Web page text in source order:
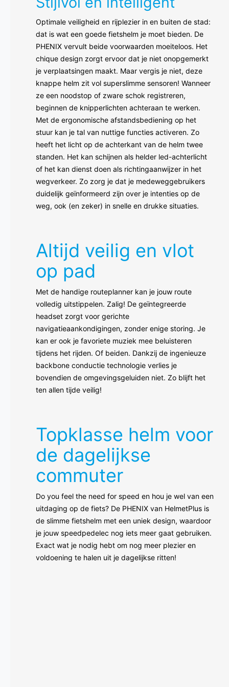
Optimale veiligheid en rijplezier in en buiten de stad:
dat is wat een goede fietshelm je moet bieden. De
PHENIX vervult beide voorwaarden moeiteloos. Het
chique design zorgt ervoor dat je niet onopgemerkt
je verplaatsingen maakt. Maar vergis je niet, deze
knappe helm zit vol superslimme sensoren! Wanneer
ze een noodstop of zware schok registreren,
beginnen de knipperlichten achteraan te werken.
Met de ergonomische afstandsbediening op het
stuur kan je tal van nuttige functies activeren. Zo
heeft het licht op de achterkant van de helm twee
standen. Het kan schijnen als helder led-achterlicht
of het kan dienst doen als richtingaanwijzer in het
wegverkeer. Zo zorg je dat je medeweggebruikers
duidelijk geïnformeerd zijn over je intenties op de
weg, ook (en zeker) in snelle en drukke situaties.
Altijd veilig en vlot
op pad
Met de handige routeplanner kan je jouw route
volledig uitstippelen. Zalig! De geïntegreerde
headset zorgt voor gerichte
navigatieaankondigingen, zonder enige storing. Je
kan er ook je favoriete muziek mee beluisteren
tijdens het rijden. Of beiden. Dankzij de ingenieuze
backbone conductie technologie verlies je
bovendien de omgevingsgeluiden niet. Zo blijft het
ten allen tijde veilig!
Topklasse helm voor
de dagelijkse
commuter
Do you feel the need for speed en hou je wel van een
uitdaging op de fiets? De PHENIX van HelmetPlus is
de slimme fietshelm met een uniek design, waardoor
je jouw speedpedelec nog iets meer gaat gebruiken.
Exact wat je nodig hebt om nog meer plezier en
voldoening te halen uit je dagelijkse ritten!